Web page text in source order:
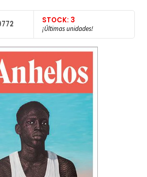
STOCK: 3
¡Últimas unidades!